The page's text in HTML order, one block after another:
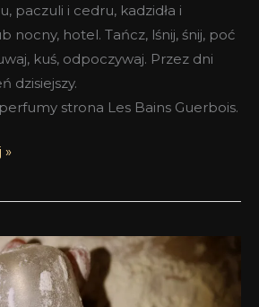
paczuli i cedru, kadzidła i
nocny, hotel. Tańcz, lśnij, śnij, poć
kuś, odpoczywaj. Przez dni
dzisiejszy.
strona Les Bains Guerbois.
»